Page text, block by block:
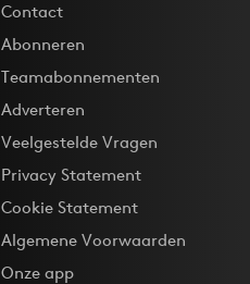
Contact
Abonneren
Teamabonnementen
Adverteren
Veelgestelde Vragen
Privacy Statement
Cookie Statement
Algemene Voorwaarden
Onze app